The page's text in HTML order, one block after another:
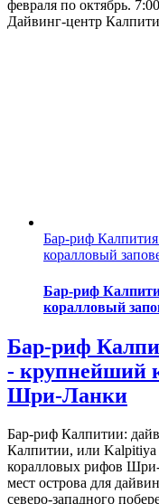
февраля по октябрь.
Дайвинг-центр
Бар-риф
коралловый
Бар-риф
коралловый
Бар-риф
- крупнейший
Шри-Ланки
Бар-риф Калпитии:
Калпитии, или
коралловых рифов
мест острова для
северо-западного